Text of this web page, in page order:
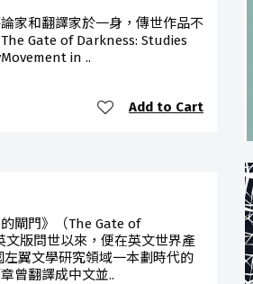
家和翻譯家於一身，傳世作品不
Gate of Darkness: Studies
in ..
Add to Cart
閘門》（The Gate of
文版問世以來，便在英文世界產
翼文學研究領域一本劃時代的
曾翻譯成中文並..